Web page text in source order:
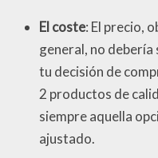
El coste: El precio,
general, no
tu decisión de
2 productos de
siempre aquella
ajustado.